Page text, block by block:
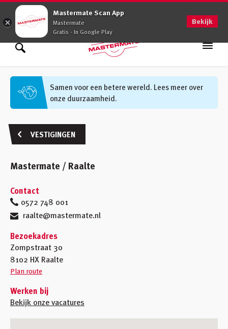
Mastermate Scan App
Mastermate
Gratis - In Google Play
Bekijk
0900 - 0509
Assortiment
Oplossingen
Advies op maat
Klantenservice
Zoek binnen assortiment
Zoek informatie
Samen voor een betere wereld. Lees meer over
onze duurzaamheid.
VESTIGINGEN
Mastermate / Raalte
Contact
0572 748 001
raalte@mastermate.nl
Bezoekadres
Zompstraat 30
8102 HX Raalte
Plan route
Werken bij
Bekijk onze vacatures